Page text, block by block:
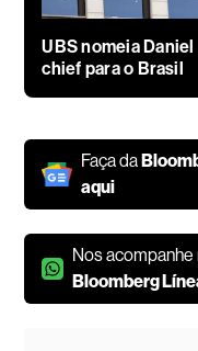
UBS nomeia
chief para o Brasil
Faça da
aqui
Nos
Bloomberg